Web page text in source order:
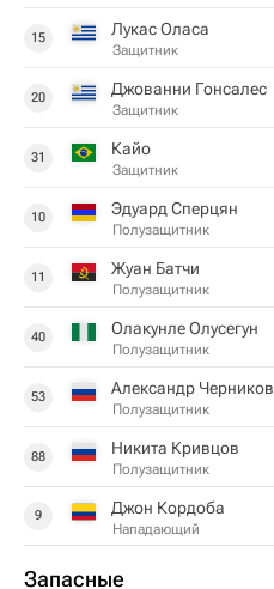
15 Лукас Оласа
Защитник
20 Джованни Гонсалес
Защитник
31 Кайо
Защитник
10 Эдуард Сперцян
Полузащитник
11 Жуан Батчи
Полузащитник
40 Олакунле Олусегун
Полузащитник
53 Александр Черников
Полузащитник
88 Никита Кривцов
Полузащитник
9 Джон Кордоба
Нападающий
Запасные